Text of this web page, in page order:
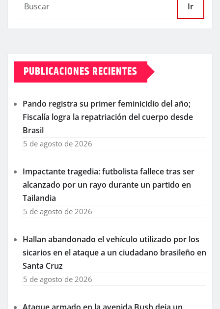
Ir
PUBLICACIONES RECIENTES
Pando registra su primer feminicidio del año;
Fiscalía logra la repatriación del cuerpo desde
Brasil
5 de agosto de 2026
Impactante tragedia: futbolista fallece tras ser
alcanzado por un rayo durante un partido en
Tailandia
5 de agosto de 2026
Hallan abandonado el vehículo utilizado por los
sicarios en el ataque a un ciudadano brasileño en
Santa Cruz
5 de agosto de 2026